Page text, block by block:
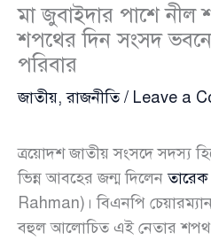
মা জুবাইদার পাশে নীল
শপথের দিন সংসদ
পরিবার
জাতীয়,রাজনীতি/ Leave a
ত্রয়োদশ জাতীয় সংসদে সদস্য
ভিন্ন আবহের জন্ম দিলেন
Rahman)। বিএনপি
বহুল আলোচিত এই নেতার